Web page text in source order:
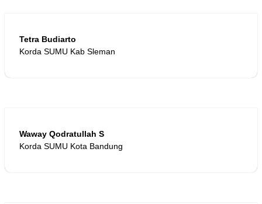
Tetra Budiarto
Korda SUMU Kab Sleman
Waway Qodratullah S
Korda SUMU Kota Bandung